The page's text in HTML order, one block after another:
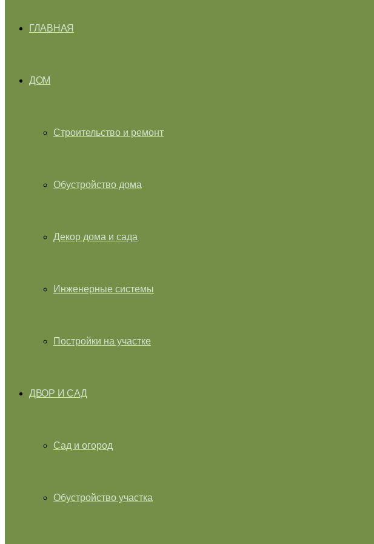
ГЛАВНАЯ
ДОМ
Строительство и ремонт
Обустройство дома
Декор дома и сада
Инженерные системы
Постройки на участке
ДВОР И САД
Сад и огород
Обустройство участка